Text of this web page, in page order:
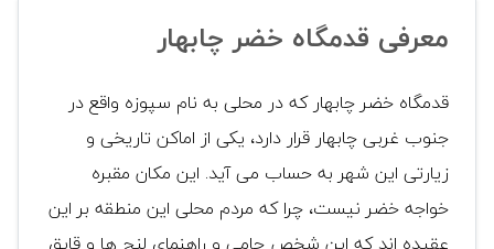
معرفی قدمگاه خضر چابهار
قدمگاه خضر چابهار که در محلی به نام سپوزه واقع در
جنوب غربی چابهار قرار دارد، یکی از اماکن تاریخی و
زیارتی این شهر به حساب می آید. این مکان مقبره
خواجه خضر نیست، چرا که مردم محلی این منطقه بر این